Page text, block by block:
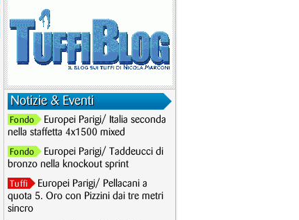
Notizie & Eventi
Fondo
Europei Parigi/ Italia seconda
nella staffetta 4x1500 mixed
Fondo
Europei Parigi/ Taddeucci di
bronzo nella knockout sprint
Tuffi
Europei Parigi/ Pellacani a
quota 5. Oro con Pizzini dai tre metri
sincro